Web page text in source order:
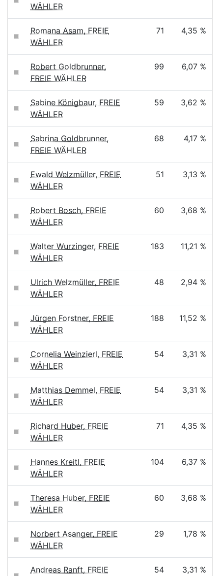
WÄHLER
Romana Asam, FREIE
WÄHLER
71 4,35 %
Robert Goldbrunner,
FREIE WÄHLER
99 6,07 %
Sabine Königbaur, FREIE
WÄHLER
59 3,62 %
Sabrina Goldbrunner,
FREIE WÄHLER
68 4,17 %
Ewald Welzmüller, FREIE
WÄHLER
51 3,13 %
Robert Bosch, FREIE
WÄHLER
60 3,68 %
Walter Wurzinger, FREIE
WÄHLER
183 11,21 %
Ulrich Welzmüller, FREIE
WÄHLER
48 2,94 %
Jürgen Forstner, FREIE
WÄHLER
188 11,52 %
Cornelia Weinzierl, FREIE
WÄHLER
54 3,31 %
Matthias Demmel, FREIE
WÄHLER
54 3,31 %
Richard Huber, FREIE
WÄHLER
71 4,35 %
Hannes Kreitl, FREIE
WÄHLER
104 6,37 %
Theresa Huber, FREIE
WÄHLER
60 3,68 %
Norbert Asanger, FREIE
WÄHLER
29 1,78 %
Andreas Ranft, FREIE
54 3,31 %